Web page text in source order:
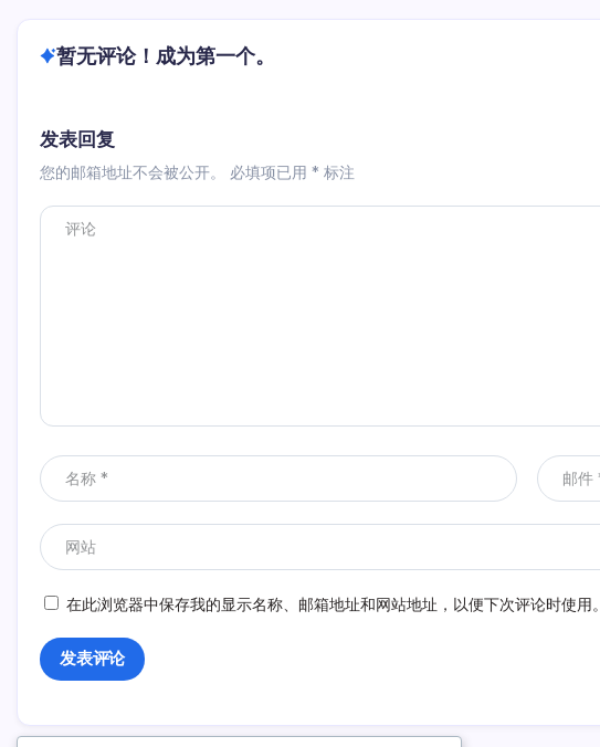
暂无评论！成为第一个。
发表回复
您的邮箱地址不会被公开。 必填项已用 * 标注
在此浏览器中保存我的显示名称、邮箱地址和网站地址，以便下次评论时使用。